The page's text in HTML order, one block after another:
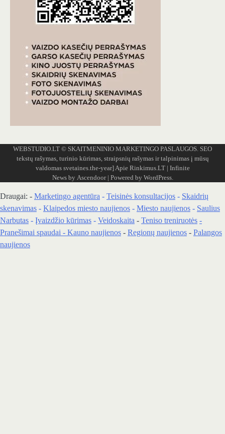
WEBSTUDIO.LT © SKAITMENINIO MARKETINGO PASLAUGOS. SEO
tekstų rašymas, turinio kūrimas, straipsnių rašymas ir talpinimas į mūsų
valdomas svetaines.the-year] Apie Rinkimus.LT| Infinite
News by Ascendoor| Powered by WordPress.
Draugai: - Marketingo agentūra - Teisinės konsultacijos - Skaidrių
skenavimas - Klaipedos miesto naujienos - Miesto naujienos - Saulius
Narbutas - Įvaizdžio kūrimas - Veidoskaita - Teniso treniruotės -
Pranešimai spaudai - Kauno naujienos - Regionų naujienos - Palangos
naujienos